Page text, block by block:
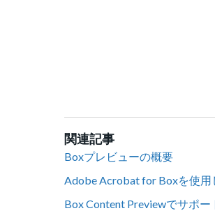
関連記事
Boxプレビューの概要
Adobe Acrobat for Boxを使用
Box Content Previewでサポ